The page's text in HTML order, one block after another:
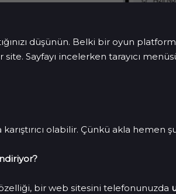
düşünün. Belki bir oyun
Sayfayı incelerken tarayıcı
olabilir. Çünkü akla hemen
özelliği, bir web sitesini telefonunuzda